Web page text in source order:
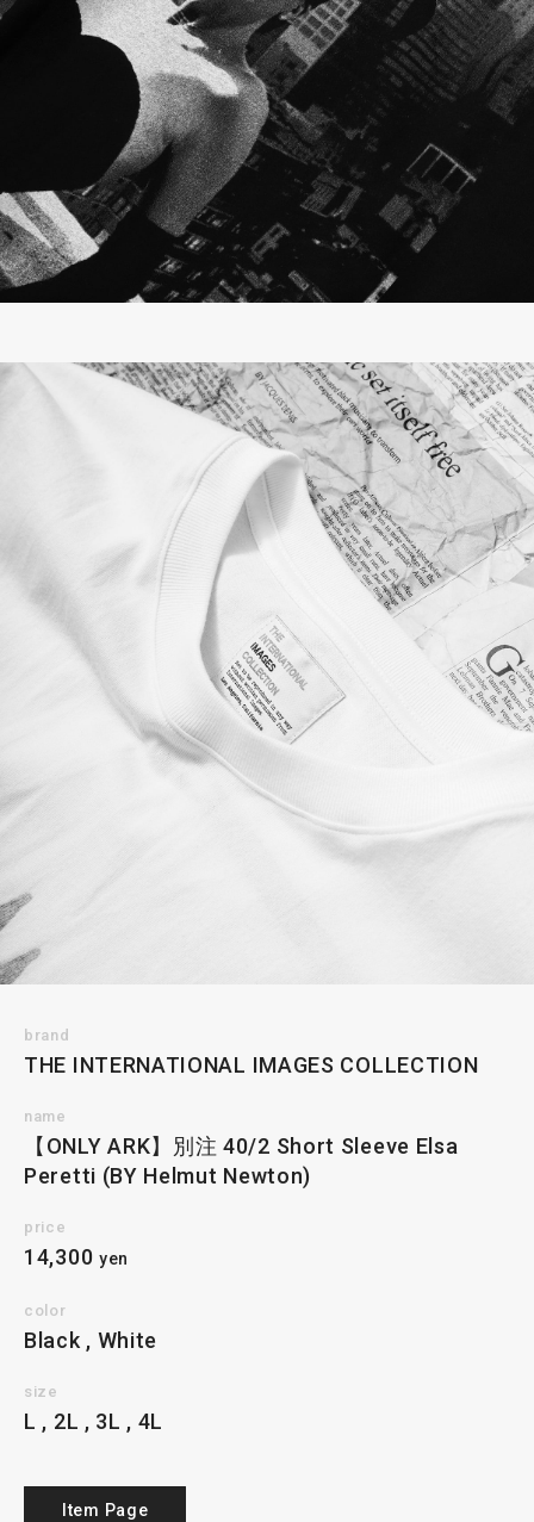
brand
THE INTERNATIONAL IMAGES COLLECTION
name
【ONLY ARK】別注 40/2 Short Sleeve Elsa
Peretti (BY Helmut Newton)
price
14,300 yen
color
Black , White
size
L , 2L , 3L , 4L
Item Page